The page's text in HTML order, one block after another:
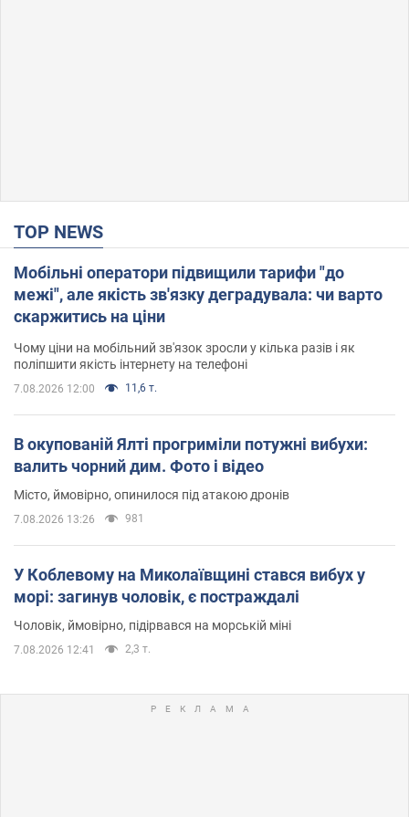
TOP NEWS
Мобільні оператори підвищили тарифи "до
межі", але якість зв'язку деградувала: чи варто
скаржитись на ціни
Чому ціни на мобільний зв'язок зросли у кілька разів і як
поліпшити якість інтернету на телефоні
7.08.2026 12:00 11,6 т.
В окупованій Ялті прогриміли потужні вибухи:
валить чорний дим. Фото і відео
Місто, ймовірно, опинилося під атакою дронів
7.08.2026 13:26 981
У Коблевому на Миколаївщині стався вибух у
морі: загинув чоловік, є постраждалі
Чоловік, ймовірно, підірвався на морській міні
7.08.2026 12:41 2,3 т.